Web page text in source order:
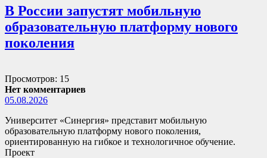
В России запустят мобильную
образовательную платформу нового
поколения
Просмотров: 15
Нет комментариев
05.08.2026
Университет «Синергия» представит мобильную
образовательную платформу нового поколения,
ориентированную на гибкое и технологичное обучение.
Проект